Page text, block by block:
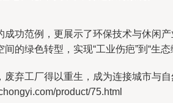
功范例，更展示了环保技术与休闲
的绿色转型，实现“工业伤疤”到“生态
弃工厂得以重生，成为连接城市与
product/75.html